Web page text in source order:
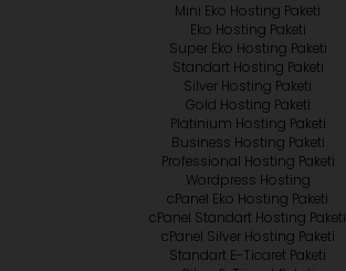
Mini Eko Hosting Paketi
Eko Hosting Paketi
Super Eko Hosting Paketi
Standart Hosting Paketi
Silver Hosting Paketi
Gold Hosting Paketi
Platinium Hosting Paketi
Business Hosting Paketi
Professional Hosting Paketi
Wordpress Hosting
cPanel Eko Hosting Paketi
cPanel Standart Hosting Paketi
cPanel Silver Hosting Paketi
Standart E-Ticaret Paketi